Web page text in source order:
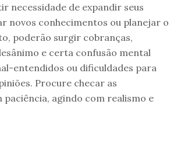
necessidade de expandir seus
novos conhecimentos ou planejar o
poderão surgir cobranças,
e certa confusão mental
entendidos ou dificuldades para
Procure checar as
agindo com realismo e